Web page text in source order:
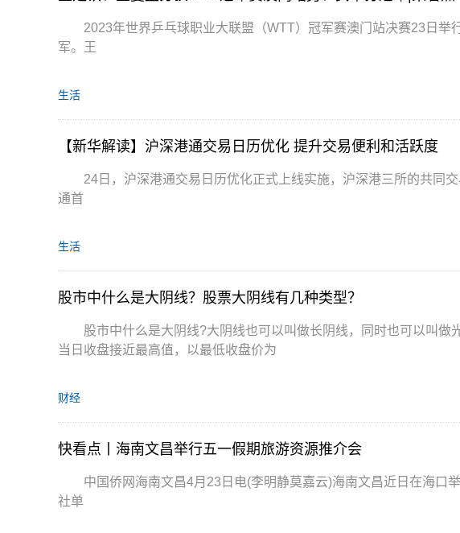
2023年世界乒乓球职业大联盟（WTT）冠军赛澳门站决赛23日举
军。王
生活
【新华解读】沪深港通交易日历优化 提升交易便利和活跃度
24日，沪深港通交易日历优化正式上线实施，沪深港三所的共同
通首
生活
股市中什么是大阴线？股票大阴线有几种类型？
股市中什么是大阴线?大阴线也可以叫做长阴线，同时也可以叫做
当日收盘接近最高值，以最低收盘价为
财经
快看点丨海南文昌举行五一假期旅游资源推介会
中国侨网海南文昌4月23日电(李明静莫嘉云)海南文昌近日在海口
社单